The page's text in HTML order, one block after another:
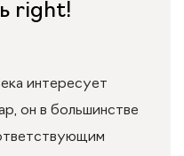
right!
интересует
он в большинстве